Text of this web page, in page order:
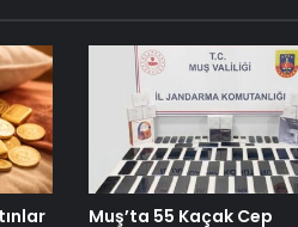
Muş’ta 55 Kaçak Cep